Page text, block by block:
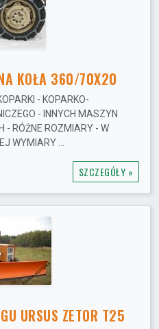
KOŁA 360/70X20
- KOPARKO-
- INNYCH MASZYN
- RÓŻNE ROZMIARY - W
WYMIARY ...
SZCZEGÓŁY »
URSUS ZETOR T25